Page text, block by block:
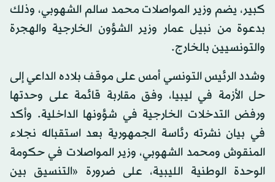
كبير، يضم وزير المواصلات محمد سالم الشهوبي، وذلك
بدعوة من نبيل عمار وزير الشؤون الخارجية والهجرة
والتونسيين بالخارج.
وشدد الرئيس التونسي أمس على موقف بلاده الداعي إلى
حل الأزمة في ليبيا، وفق مقاربة قائمة على وحدتها
ورفض التدخلات الخارجية في شؤونها الداخلية. وأكد
في بيان نشرته رئاسة الجمهورية بعد استقباله نجلاء
المنقوش ومحمد الشهوبي، وزير المواصلات في حكومة
الوحدة الوطنية الليبية، على ضرورة «التنسيق بين